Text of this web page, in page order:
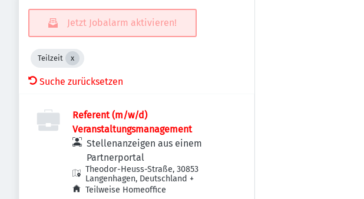
Jetzt Jobalarm aktivieren!
Teilzeit
Suche zurücksetzen
Referent (m/w/d)
Veranstaltungsmanagement
Stellenanzeigen aus einem
Partnerportal
Theodor-Heuss-Straße, 30853
Langenhagen, Deutschland +
Teilweise Homeoffice